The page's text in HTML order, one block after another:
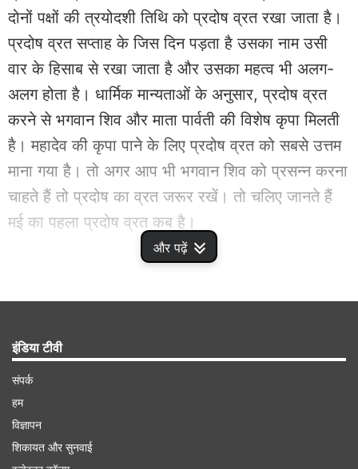
और पढ़ें
दोनों पक्षों की त्रयोदशी तिथि को प्रदोष व्रत रखा जाता है।
प्रदोष व्रत सप्ताह के जिस दिन पड़ता है उसका नाम उसी
वार के हिसाब से रखा जाता है और उसका महत्व भी अलग-
अलग होता है। धार्मिक मान्यताओं के अनुसार, प्रदोष व्रत
करने से भगवान शिव और माता पार्वती की विशेष कृपा मिलती
है। महादेव की कृपा पाने के लिए प्रदोष व्रत को सबसे उत्तम
माना गया है। तो अगर आप भी भगवान शिव को प्रसन्न करना
चाहते हैं तो प्रदोष का व्रत जरूर रखें। तो चलिए जानते हैं
मई का पहला प्रदोष व्रत कब है।
इंडिया टीवी
संपर्क
हम
विज्ञापन
शिकायत और सुनवाई